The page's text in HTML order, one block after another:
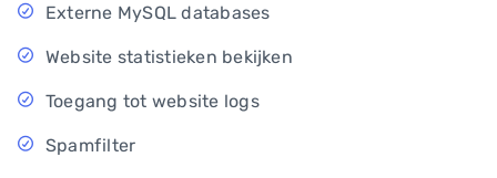
Externe MySQL databases
Website statistieken bekijken
Toegang tot website logs
Spamfilter